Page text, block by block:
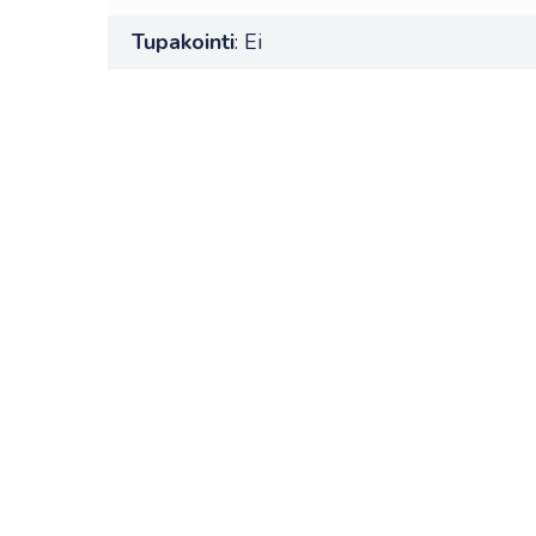
Tupakointi: Ei